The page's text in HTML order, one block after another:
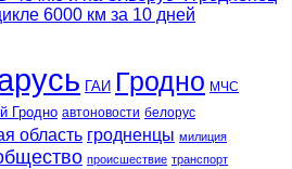
6000 км за 10 дней
ГАИ Гродно МЧС
Гродно автоновости белорус
область гродненцы милиция
происшествие транспорт